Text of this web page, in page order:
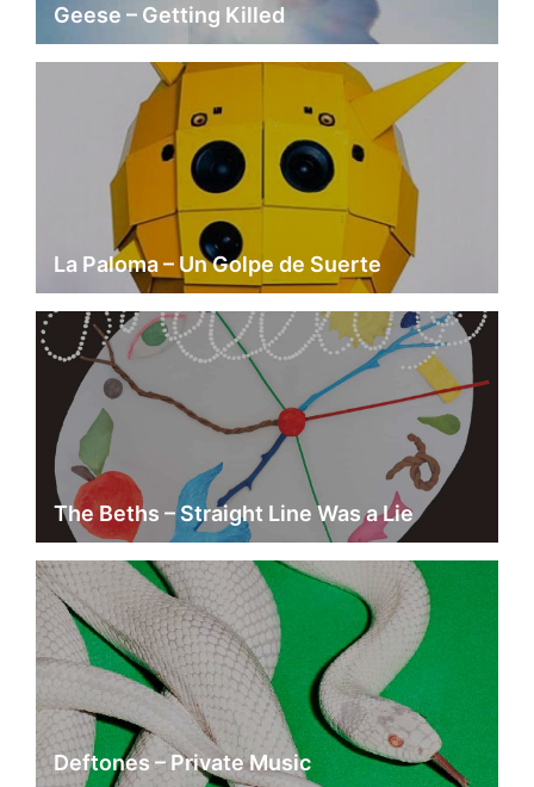
Geese – Getting Killed
La Paloma – Un Golpe de Suerte
The Beths – Straight Line Was a Lie
Deftones – Private Music